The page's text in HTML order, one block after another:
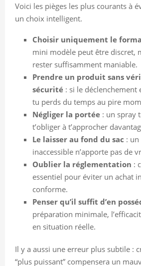
Voici les pièges les plus courants à
un choix intelligent.
Choisir uniquement le
mini modèle peut être discret,
rester suffisamment maniable.
Prendre un produit sans
sécurité : si le
tu perds du temps au pire
Négliger la portée : un spray
t’obliger à t’approcher
Le laisser au fond du sac :
inaccessible n’apporte pas de
Oublier la réglementation :
essentiel pour éviter un achat
conforme.
Penser qu’il suffit d’en
préparation minimale,
en situation réelle.
Il y a aussi une erreur plus subtile :
“plus puissant” compensera un